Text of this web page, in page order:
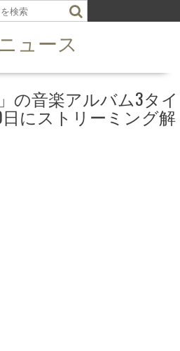
ュース
の音楽アルバム3タイ
日にストリーミング解